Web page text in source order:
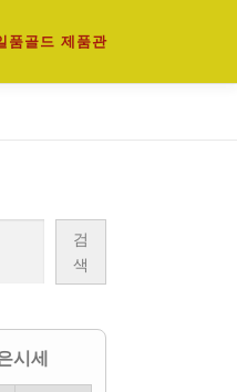
품골드 제품관
검
색
시세